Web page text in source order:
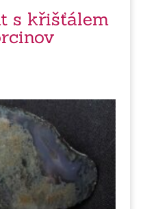
s křišťálem